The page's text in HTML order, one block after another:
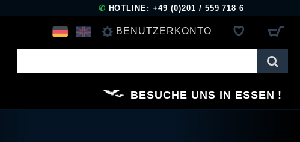
✆ HOTLINE: +49 (0)201 / 559 718 6
BENUTZERKONTO
REGISTRIEREN
BESUCHE UNS IN ESSEN